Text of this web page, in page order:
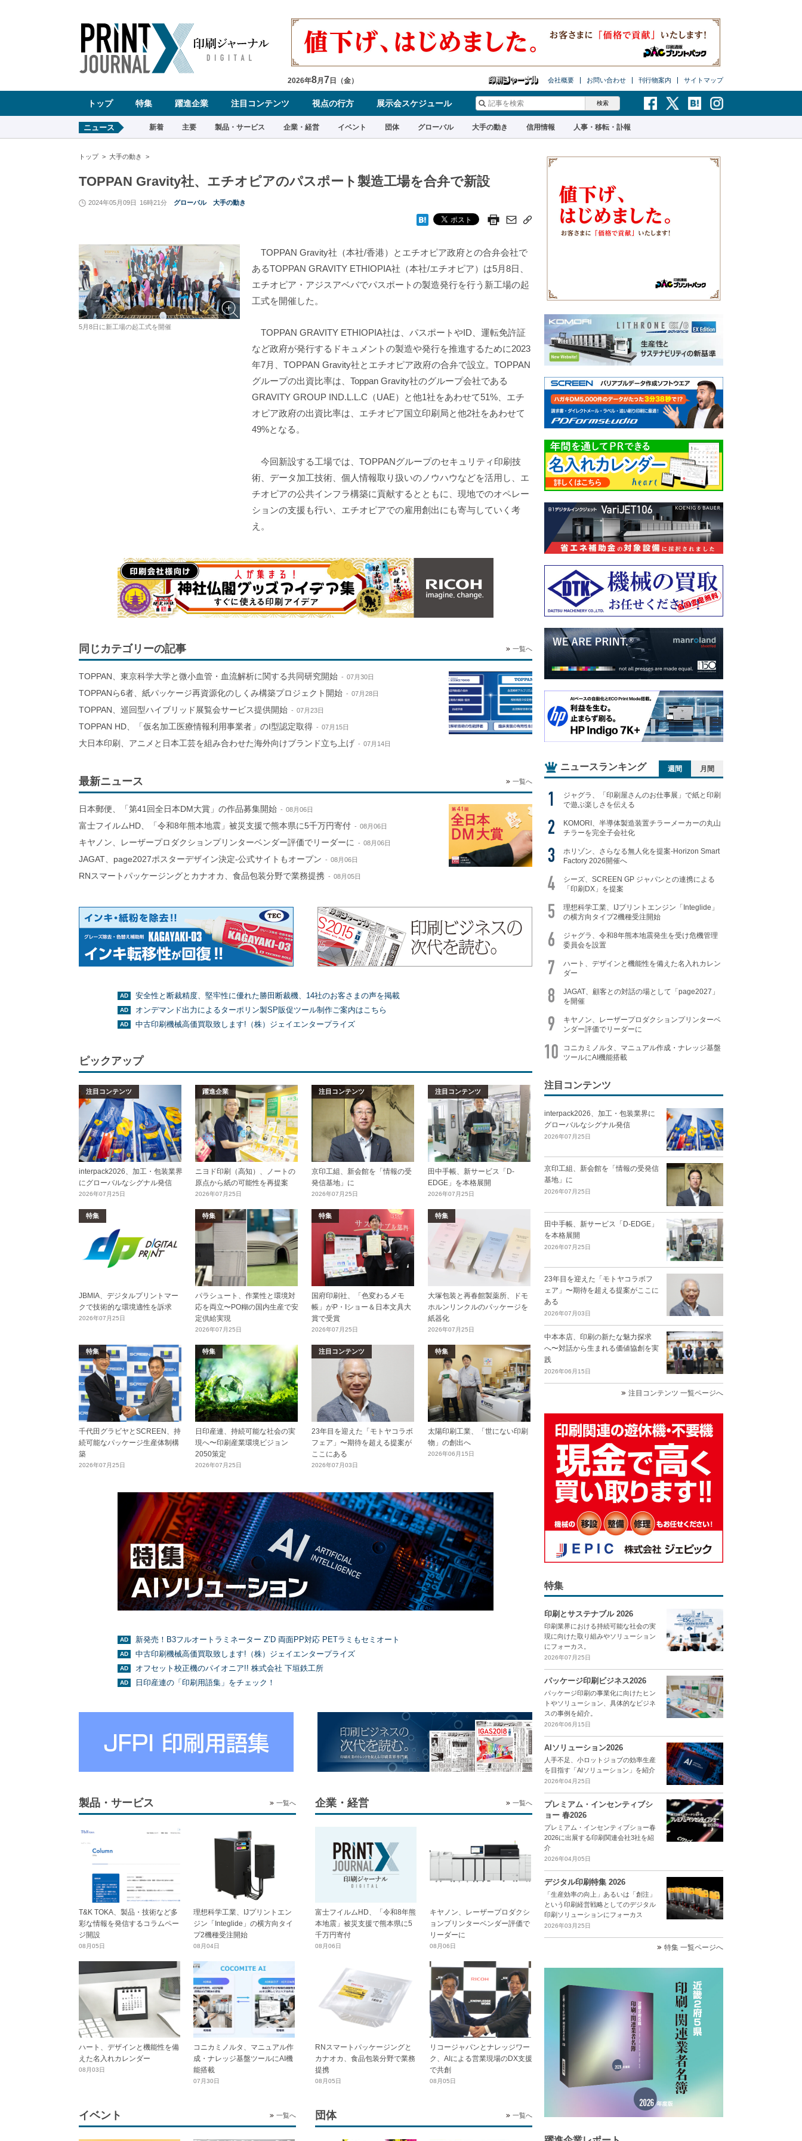
ア
ゲ
ン
2026年8月 7 日（金） 会社概要 お問い合わせ 刊行物案内 サイトマップ
トップ 特集 躍進企業 注目コンテンツ 視点の行方 展示会スケジュール
ニュース 新着 主要 製品・サービス 企業・経営 イベント 団体 グローバル 大手の動き 信用情報 人事・移転・訃報
トップ 大手の動き
TOPPAN Gravity社、エチオピアのパスポート製造工場を合弁で新設
2024年05月09日 16時21分 グローバル 大手の動き
5月8日に新工場の起工式を開催
TOPPAN Gravity社（本社/香港）とエチオピア政府との合弁会社で
あるTOPPAN GRAVITY ETHIOPIA社（本社/エチオピア）は5月8日、
エチオピア・アジスアベバでパスポートの製造発行を行う新工場の起
工式を開催した。
TOPPAN GRAVITY ETHIOPIA社は、パスポートやID、運転免許証
など政府が発行するドキュメントの製造や発行を推進するために2023
年7月、TOPPAN Gravity社とエチオピア政府の合弁で設立。TOPPAN
グループの出資比率は、Toppan Gravity社のグループ会社である
GRAVITY GROUP IND.L.L.C（UAE）と他1社をあわせて51%、エチ
オピア政府の出資比率は、エチオピア国立印刷局と他2社をあわせて
49%となる。
今回新設する工場では、TOPPANグループのセキュリティ印刷技
術、データ加工技術、個人情報取り扱いのノウハウなどを活用し、エ
チオピアの公共インフラ構築に貢献するとともに、現地でのオペレー
ションの支援も行い、エチオピアでの雇用創出にも寄与していく考
え。
同じカテゴリーの記事 一覧へ
TOPPAN、東京科学大学と微小血管・血流解析に関する共同研究開始 07月30日
TOPPANら6者、紙パッケージ再資源化のしくみ構築プロジェクト開始 07月28日
TOPPAN、巡回型ハイブリッド展覧会サービス提供開始 07月23日
TOPPAN HD、「仮名加工医療情報利用事業者」のI型認定取得 07月15日
大日本印刷、アニメと日本工芸を組み合わせた海外向けブランド立ち上げ 07月14日
最新ニュース 一覧へ
日本郵便、「第41回全日本DM大賞」の作品募集開始 08月06日
富士フイルムHD、「令和8年熊本地震」被災支援で熊本県に5千万円寄付 08月06日
キヤノン、レーザープロダクションプリンターベンダー評価でリーダーに 08月06日
JAGAT、page2027ポスターデザイン決定-公式サイトもオープン 08月06日
RNスマートパッケージングとカナオカ、食品包装分野で業務提携 08月05日
安全性と断裁精度、堅牢性に優れた勝田断裁機、14社のお客さまの声を掲載
オンデマンド出力によるターポリン製SP販促ツール制作ご案内はこちら
中古印刷機械高価買取致します!（株）ジェイエンタープライズ
ピックアップ
注目コンテンツ
interpack2026、加工・包装業界
にグローバルなシグナル発信
2026年07月25日
躍進企業
ニヨド印刷（高知）、ノートの
原点から紙の可能性を再提案
2026年07月25日
注目コンテンツ
京印工組、新会館を「情報の受
発信基地」に
2026年07月25日
注目コンテンツ
田中手帳、新サービス「D-
EDGE」を本格展開
2026年07月25日
特集
JBMIA、デジタルプリントマー
クで技術的な環境適性を訴求
2026年07月25日
特集
パラシュート、作業性と環境対
応を両立〜PO糊の国内生産で安
定供給実現
2026年07月25日
特集
国府印刷社、「色変わるメモ
帳」がP・Iショー＆日本文具大
賞で受賞
2026年07月25日
特集
大塚包装と再春館製薬所、ドモ
ホルンリンクルのパッケージを
紙器化
2026年07月25日
特集
千代田グラビヤとSCREEN、持
続可能なパッケージ生産体制構
築
2026年07月25日
特集
日印産連、持続可能な社会の実
現へ〜印刷産業環境ビジョン
2050策定
2026年07月25日
注目コンテンツ
23年目を迎えた「モトヤコラボ
フェア」〜期待を超える提案が
ここにある
2026年07月03日
特集
太陽印刷工業、「世にない印刷
物」の創出へ
2026年06月15日
新発売！B3フルオートラミネーター Z’D 両面PP対応 PETラミもセミオート
中古印刷機械高価買取致します!（株）ジェイエンタープライズ
オフセット校正機のパイオニア!! 株式会社 下垣鉄工所
日印産連の「印刷用語集」をチェック！
製品・サービス 一覧へ
T&K TOKA、製品・技術など多
彩な情報を発信するコラムペー
ジ開設
08月05日
理想科学工業、IJプリントエン
ジン「Integlide」の横方向タイ
プ2機種受注開始
08月04日
ハート、デザインと機能性を備
えた名入れカレンダー
08月03日
コニカミノルタ、マニュアル作
成・ナレッジ基盤ツールにAI機
能搭載
07月30日
企業・経営 一覧へ
富士フイルムHD、「令和8年熊
本地震」被災支援で熊本県に5
千万円寄付
08月06日
キヤノン、レーザープロダクシ
ョンプリンターベンダー評価で
リーダーに
08月06日
RNスマートパッケージングと
カナオカ、食品包装分野で業務
提携
08月05日
リコージャパンとナレッジワー
ク、AIによる営業現場のDX支援
で共創
08月05日
イベント 一覧へ 団体 一覧へ
ニュースランキング 週間 月間
ジャグラ、「印刷屋さんのお仕事展」で紙と印刷
で遊ぶ楽しさを伝える
KOMORI、半導体製造装置チラーメーカーの丸山
チラーを完全子会社化
ホリゾン、さらなる無人化を提案-Horizon Smart
Factory 2026開催へ
シーズ、SCREEN GP ジャパンとの連携による
「印刷DX」を提案
理想科学工業、IJプリントエンジン「Integlide」
の横方向タイプ2機種受注開始
ジャグラ、令和8年熊本地震発生を受け危機管理
委員会を設置
ハート、デザインと機能性を備えた名入れカレン
ダー
JAGAT、顧客との対話の場として「page2027」
を開催
キヤノン、レーザープロダクションプリンターベ
ンダー評価でリーダーに
コニカミノルタ、マニュアル作成・ナレッジ基盤
ツールにAI機能搭載
注目コンテンツ
interpack2026、加工・包装業界に
グローバルなシグナル発信
2026年07月25日
京印工組、新会館を「情報の受発信
基地」に
2026年07月25日
田中手帳、新サービス「D-EDGE」
を本格展開
2026年07月25日
23年目を迎えた「モトヤコラボフ
ェア」〜期待を超える提案がここに
ある
2026年07月03日
中本本店、印刷の新たな魅力探求
へ〜対話から生まれる価値協創を実
践
2026年06月15日
注目コンテンツ 一覧ページへ
特集
印刷とサステナブル 2026
印刷業界における持続可能な社会の実
現に向けた取り組みやソリューション
にフォーカス。
2026年07月25日
パッケージ印刷ビジネス2026
パッケージ印刷の事業化に向けたヒン
トやソリューション、具体的なビジネ
スの事例を紹介。
2026年06月15日
AIソリューション2026
人手不足、小ロットジョブの効率生産
を目指す「AIソリューション」を紹介
2026年04月25日
プレミアム・インセンティブシ
ョー 春2026
プレミアム・インセンティブショー春
2026に出展する印刷関連会社3社を紹
介
2026年04月05日
デジタル印刷特集 2026
「生産効率の向上」あるいは「創注」
という印刷経営戦略としてのデジタル
印刷ソリューションにフォーカス
2026年03月25日
特集 一覧ページへ